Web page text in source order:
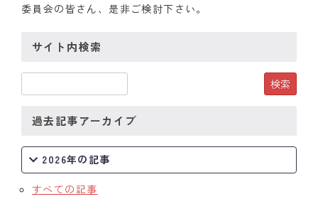
記念誌
案内
例会場・事務局の案内
入会のご案内
委員会の皆さん、是非ご検討下さい。
サイト内検索
過去記事アーカイブ
2026年の記事
すべての記事